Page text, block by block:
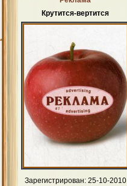
Крутится-вертится
Зарегистрирован: 25-10-2010